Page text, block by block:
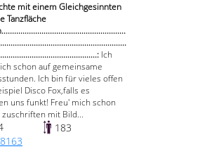
mit einem Gleichgesinnten
Tanzfläche
Ich
schon auf gemeinsame
Ich bin für vieles offen
Disco Fox,falls es
uns funkt! Freu' mich schon
zuschriften mit Bild...
183